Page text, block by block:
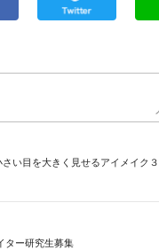
い目を大きく見せるアイメイク３
ター研究生募集